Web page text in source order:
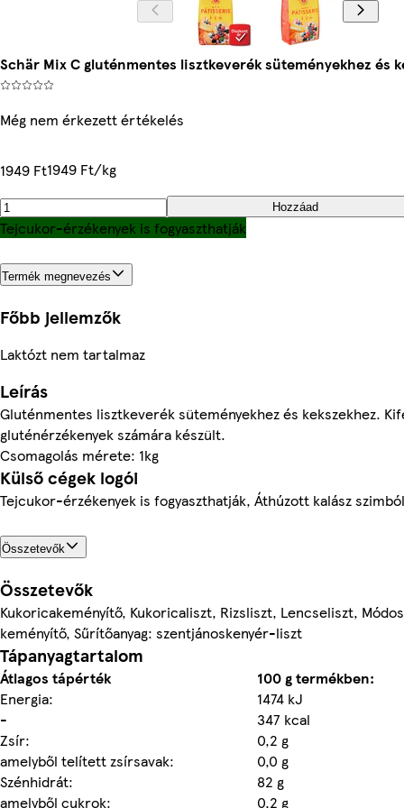
Schär Mix C gluténmentes lisztkeverék süteményekhez és
Még nem érkezett értékelés
1949 Ft1949 Ft/kg
Hozzáad
Tejcukor-érzékenyek is fogyaszthatják
Termék megnevezés
Főbb jellemzők
Laktózt nem tartalmaz
Leírás
Gluténmentes lisztkeverék süteményekhez és kekszekhez.
gluténérzékenyek számára készült.
Csomagolás mérete: 1kg
Külső cégek logói
Tejcukor-érzékenyek is fogyaszthatják, Áthúzott kalász
Összetevők
Összetevők
Kukoricakeményítő, Kukoricaliszt, Rizsliszt, Lencseliszt,
keményítő, Sűrítőanyag: szentjánoskenyér-liszt
Tápanyagtartalom
Átlagos tápérték
100 g termékben:
Energia:
1474 kJ
-
347 kcal
Zsír:
0,2 g
amelyből telített zsírsavak:
0,0 g
Szénhidrát:
82 g
amelyből cukrok:
0,2 g